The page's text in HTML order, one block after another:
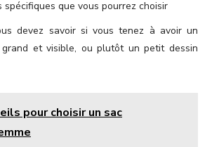
spécifiques que vous pourrez choisir
devez savoir si vous tenez à avoir un
et visible, ou plutôt un petit dessin
pour choisir un sac